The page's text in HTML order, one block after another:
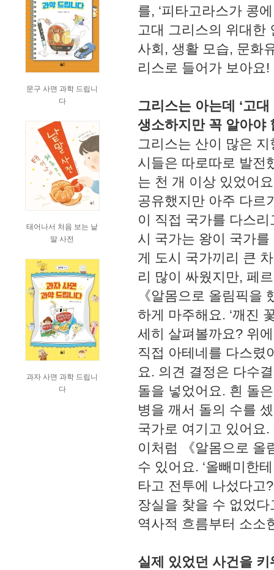
문구 사면 과학 드립니
다
태어나서 처음 보는 낱
말 사전
과자 사면 과학 드립니
다
를, ‘피타고라스가 콩
고대 그리스의 위대한
사회, 생활 모습, 문화
리스로 들어가 보아요!
그리스는 아는데 ‘고
생소하지만 꼭 알아야
그리스는 산이 많은
시들은 따로따로 발전
는 천 개 이상 있었어
공유했지만 아주 다르
이 직접 국가를 다스
시 국가는 왕이 국가
게 도시 국가끼리 큰
리 많이 싸웠지만, 페
《알몸으로 올림픽을
하게 마주해요. ‘깨진
세히 살펴볼까요? 위
직접 아테네를 다스렸
요. 의견 결정은 다수
돌을 넣었어요. 흰 돌
병을 깨서 돌의 수를
국가로 여기고 있어요.
이처럼 《알몸으로 올
수 있어요. ‘올빼미한
타고 전투에 나섰다고
장실을 찾을 수 없었
역사적 흐름부터 소소
실제 있었던 사건을